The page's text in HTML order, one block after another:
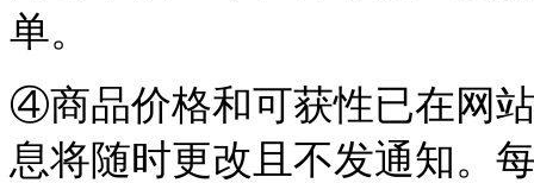
单。
④商品价格和可获性已在网
息将随时更改且不发通知。